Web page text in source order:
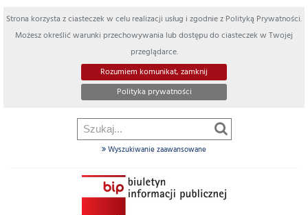
Strona korzysta z ciasteczek w celu realizacji usług i zgodnie z Polityką Prywatności.
Możesz określić warunki przechowywania lub dostępu do ciasteczek w Twojej
przeglądarce.
Rozumiem komunikat, zamknij
Polityka prywatności
Wyszukiwanie zaawansowane